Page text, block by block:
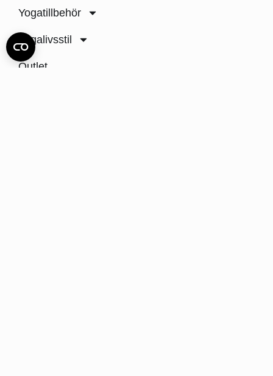
Yogatillbehör
Yogalivsstil
Outlet